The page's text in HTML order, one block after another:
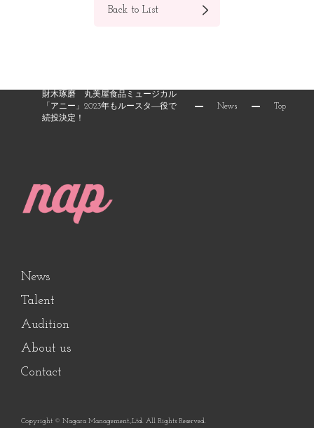
Back to List
財木琢磨 丸美屋食品ミュージカル
「アニー」2023年もルースタ―役で
続投決定！
News Top
News
Talent
Audition
About us
Contact
Copyright © Nagara Management.,Ltd. All Rights Reserved.